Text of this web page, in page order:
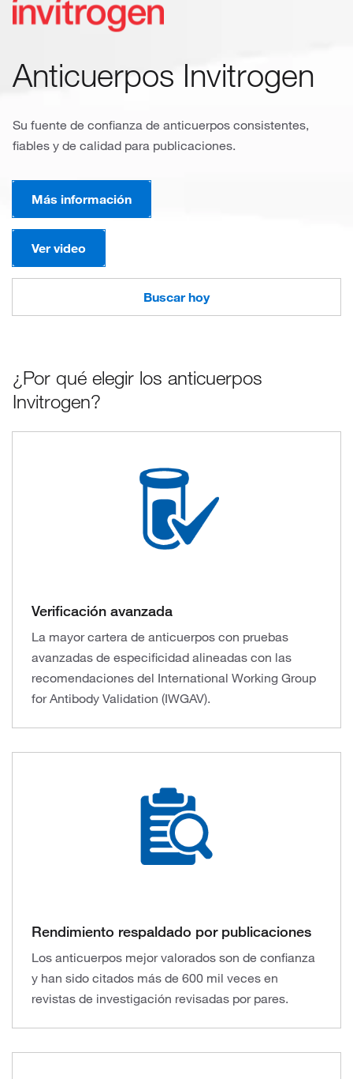
Anticuerpos Invitrogen
Su fuente de confianza de anticuerpos consistentes,
fiables y de calidad para publicaciones.
Más información
Ver video
Buscar hoy
¿Por qué elegir los anticuerpos
Invitrogen?
Verificación avanzada
La mayor cartera de anticuerpos con pruebas
avanzadas de especificidad alineadas con las
recomendaciones del International Working Group
for Antibody Validation (IWGAV).
Rendimiento respaldado por publicaciones
Los anticuerpos mejor valorados son de confianza
y han sido citados más de 600 mil veces en
revistas de investigación revisadas por pares.